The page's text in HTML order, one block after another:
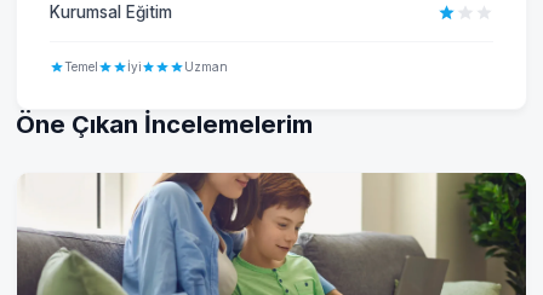
Kurumsal Eğitim
Temel İyi Uzman
Öne Çıkan İncelemelerim